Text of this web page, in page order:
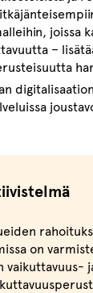
joissa
–
on
vaikuttavuus-